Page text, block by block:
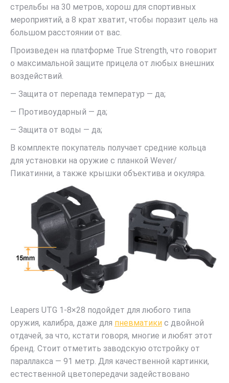
стрельбы на 30 метров, хорош для спортивных
мероприятий, а 8 крат хватит, чтобы поразит цель на
большом расстоянии от вас.
Произведен на платформе True Strength, что говорит
о максимальной защите прицела от любых внешних
воздействий.
— Защита от перепада температур — да;
— Противоударный — да;
— Защита от воды — да;
В комплекте покупатель получает средние кольца
для установки на оружие с планкой Wever/
Пикатинни, а также крышки объектива и окуляра.
Leapers UTG 1-8×28 подойдет для любого типа
оружия, калибра, даже для пневматики с двойной
отдачей, за что, кстати говоря, многие и любят этот
бренд. Стоит отметить заводскую отстройку от
параллакса — 91 метр. Для качественной картинки,
естественной цветопередачи задействовано